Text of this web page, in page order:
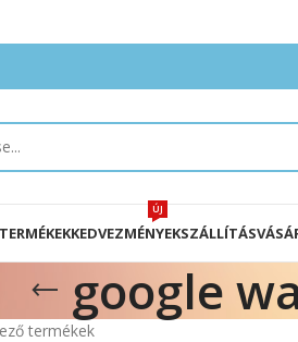
TERMÉKEKKEDVEZMÉNYEK
ÚJ
SZÁLLÍTÁS
google
termékek